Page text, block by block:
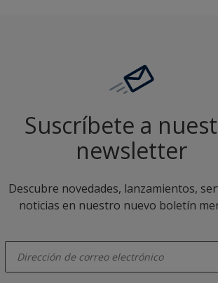
Suscríbete a
newsletter
Descubre novedades, lanzamientos,
noticias en nuestro nuevo boletín